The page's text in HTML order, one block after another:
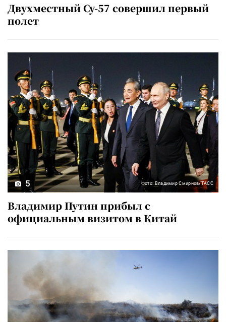
Двухместный Су-57 совершил первый
полет
5 Фото: Владимир Смирнов/ТАСС
Владимир Путин прибыл с
официальным визитом в Китай